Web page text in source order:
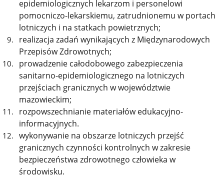
epidemiologicznych lekarzom i personelowi
pomocniczo-lekarskiemu, zatrudnionemu w portach
lotniczych i na statkach powietrznych;
realizacja zadań wynikających z Międzynarodowych
Przepisów Zdrowotnych;
prowadzenie całodobowego zabezpieczenia
sanitarno-epidemiologicznego na lotniczych
przejściach granicznych w województwie
mazowieckim;
rozpowszechnianie materiałów edukacyjno-
informacyjnych.
wykonywanie na obszarze lotniczych przejść
granicznych czynności kontrolnych w zakresie
bezpieczeństwa zdrowotnego człowieka w
środowisku.